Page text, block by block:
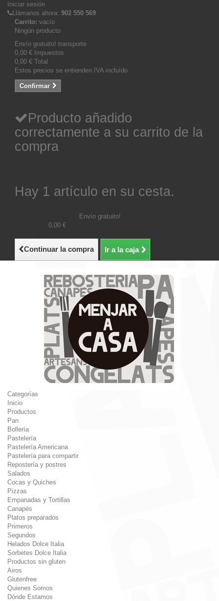
Iniciar sesión
Llámanos ahora: 902 550 569
Carrito: vacío
Ningún producto
Envío gratuito! transporte
0,00 € Impuestos
0,00 € Total
Estos precios se entienden IVA incluído
Confirmar
Producto añadido
correctamente a su carrito de la
compra
Hay 1 artículo en su cesta.
Envío gratuito!
0,00 €
Continuar la compra Ir a la caja
Categorías
Inicio
Productos
Pan
Bollería
Pastelería
Pastelería Americana
Pastelería para compartir
Repostería y postres
Salados
Cocas y Quiches
Pizzas
Empanadas y Tortillas
Canapés
Platos preparados
Primeros
Segundos
Helados Dolce Italia
Sorbetes Dolce Italia
Productos sin gluten
Airos
Glutenfree
Quienes Somos
Dónde Estamos